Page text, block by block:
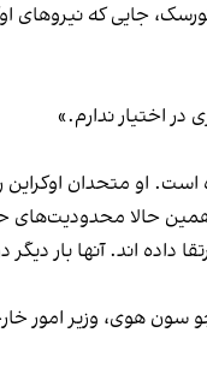
جایی که نیروهای
اختیار ندارم.»
است. او متحدان
حالا محدودیت‌های
اند. آنها بار
چو سون هوی، وزیر